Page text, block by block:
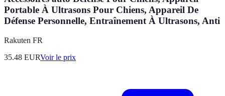
Portable À Ultrasons Pour Chiens, Appareil De
Défense Personnelle, Entraînement À Ultrasons, Anti
Rakuten FR
35.48 EURVoir le prix